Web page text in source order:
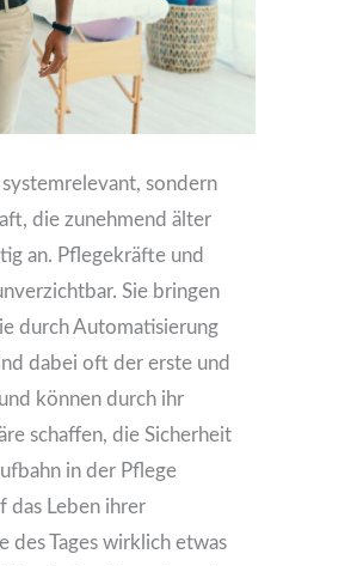
sondern
die zunehmend älter
an. Pflegekräfte und
Sie bringen
durch Automatisierung
dabei oft der erste und
können durch ihr
schaffen, die Sicherheit
in der Pflege
das Leben ihrer
des Tages wirklich etwas